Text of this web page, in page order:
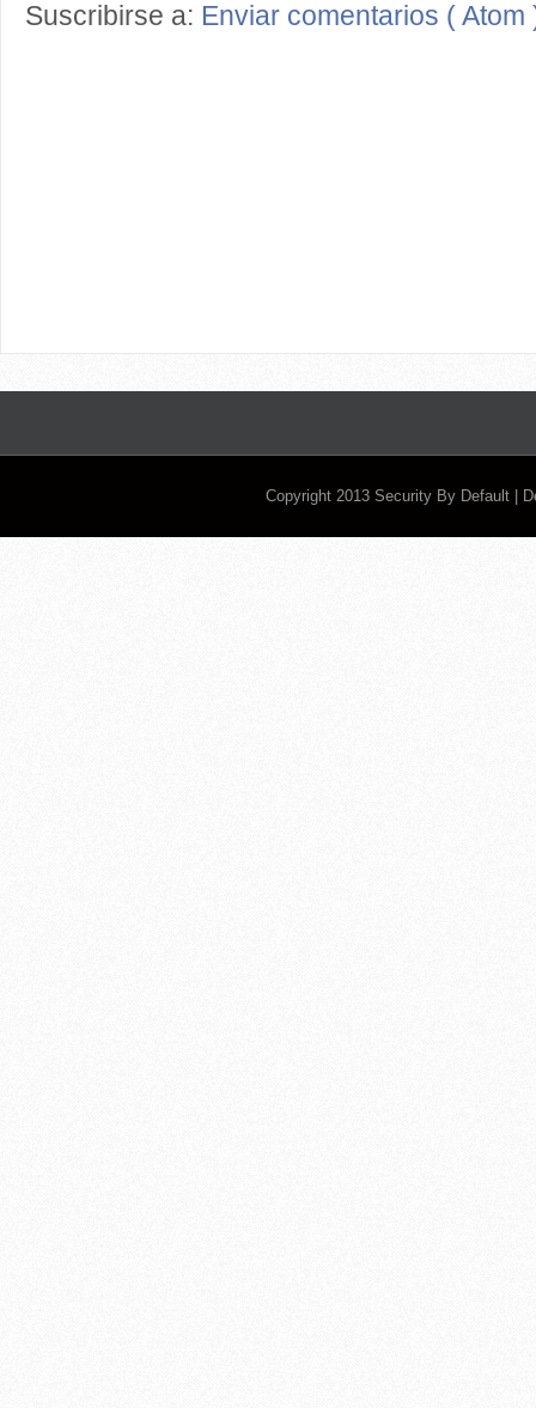
Suscribirse a: Enviar comentarios ( Atom
Copyright 2013 Security By Default |